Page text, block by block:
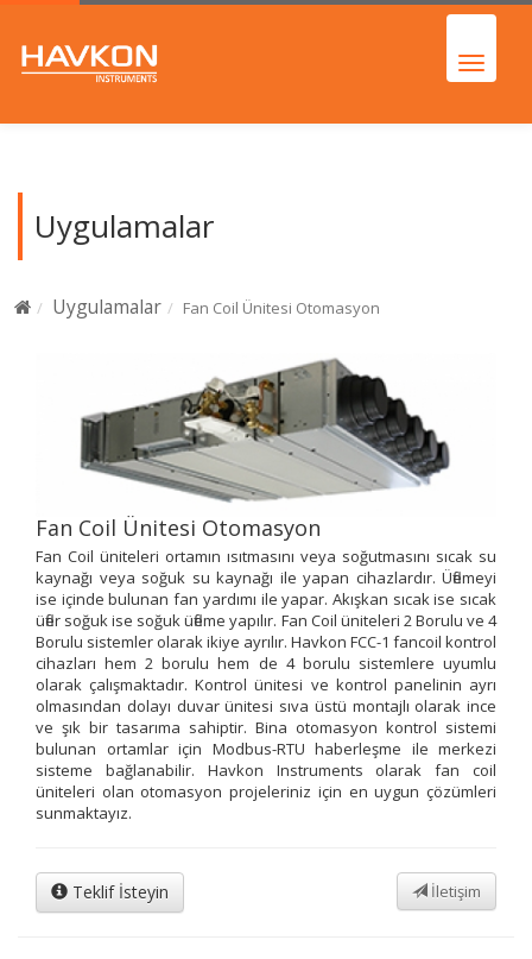
Uygulamalar
Uygulamalar Fan Coil Ünitesi Otomasyon
Fan Coil Ünitesi Otomasyon
Fan Coil üniteleri ortamın ısıtmasını veya soğutmasını sıcak su
kaynağı veya soğuk su kaynağı ile yapan cihazlardır. Üflemeyi
ise içinde bulunan fan yardımı ile yapar. Akışkan sıcak ise sıcak
üfler soğuk ise soğuk üfleme yapılır. Fan Coil üniteleri 2 Borulu ve 4
Borulu sistemler olarak ikiye ayrılır. Havkon FCC-1 fancoil kontrol
cihazları hem 2 borulu hem de 4 borulu sistemlere uyumlu
olarak çalışmaktadır. Kontrol ünitesi ve kontrol panelinin ayrı
olmasından dolayı duvar ünitesi sıva üstü montajlı olarak ince
ve şık bir tasarıma sahiptir. Bina otomasyon kontrol sistemi
bulunan ortamlar için Modbus-RTU haberleşme ile merkezi
sisteme bağlanabilir. Havkon Instruments olarak fan coil
üniteleri olan otomasyon projeleriniz için en uygun çözümleri
sunmaktayız.
Teklif İsteyin İletişim